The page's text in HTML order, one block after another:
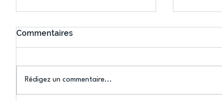
Commentaires
Rédigez un commentaire...